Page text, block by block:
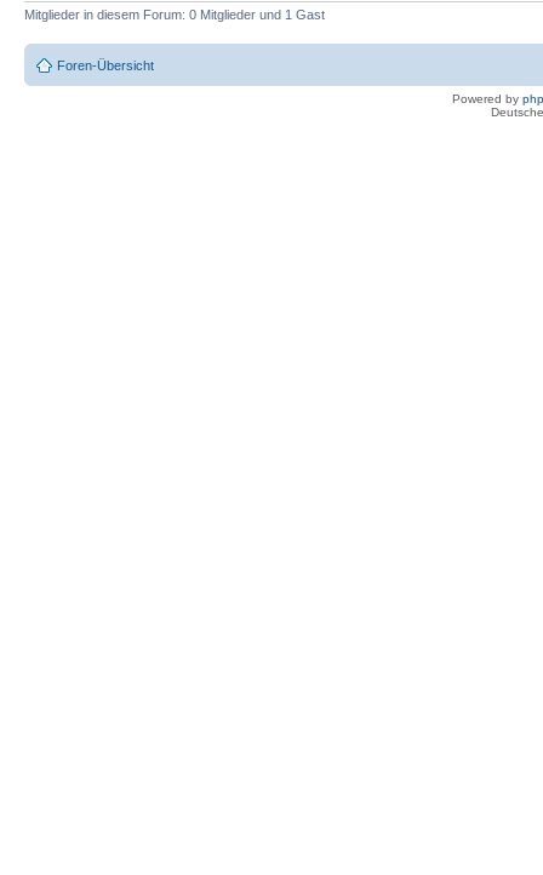
Mitglieder in diesem Forum: 0 Mitglieder und 1 Gast
Foren-Übersicht
Powered by